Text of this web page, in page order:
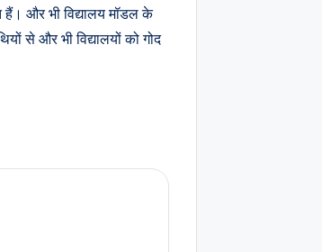
हैं। और भी विद्यालय मॉडल के
से और भी विद्यालयों को गोद